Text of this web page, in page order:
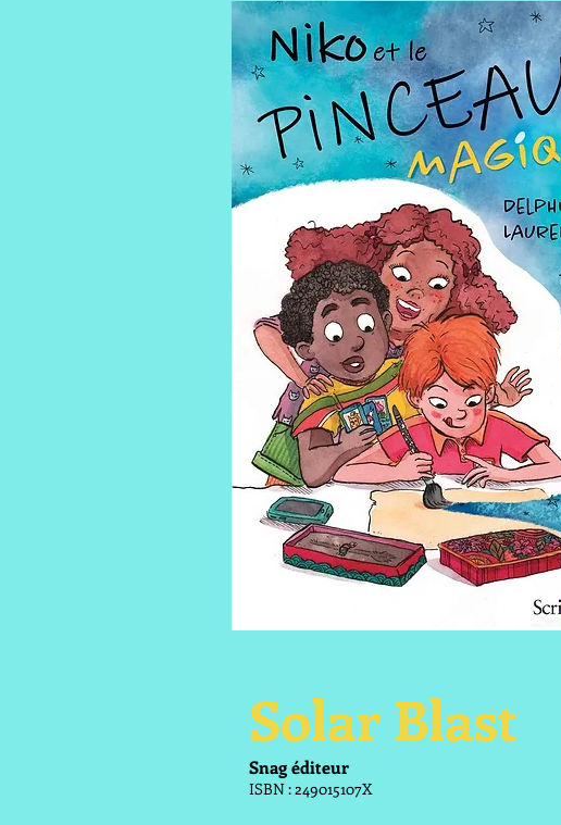
Solar Blast
Snag éditeur
ISBN : 249015107X